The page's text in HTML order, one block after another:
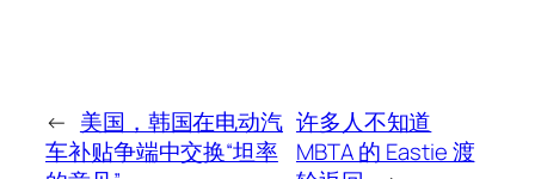
← 美国，韩国在电动汽
车补贴争端中交换“坦率
许多人不知道
MBTA 的 Eastie 渡